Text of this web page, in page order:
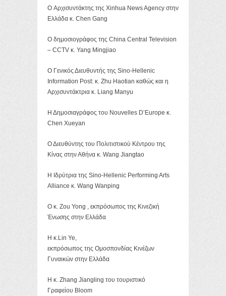
O Αρχισυντάκτης της Xinhua News Agency στην
Ελλάδα κ. Chen Gang
Ο δημοσιογράφος της China Central Television
– CCTV κ. Yang Mingjiao
Ο Γενικός Διευθυντής της Sino-Hellenic
Information Post: κ. Zhu Haotian καθώς και η
Αρχισυντάκτρια κ. Liang Manyu
Η Δημοσιαγράφος του Nouvelles D’Europe κ.
Chen Xueyan
Ο Διευθύντης του Πολιτιστικού Κέντρου της
Κίνας στην Αθήνα κ. Wang Jiangtao
Η Ιδρύτρια της Sino-Hellenic Performing Arts
Alliance κ. Wang Wanping
Ο κ. Zou Yong , εκπρόσωπος της Κινεζική
Ένωσης στην Ελλάδα
Η κ.Lin Ye,
εκπρόσωπος της Ομοσπονδίας Κινέζων
Γυναικών στην Ελλάδα
Η κ. Zhang Jiangling του τουριστικό
Γραφείου Bloom